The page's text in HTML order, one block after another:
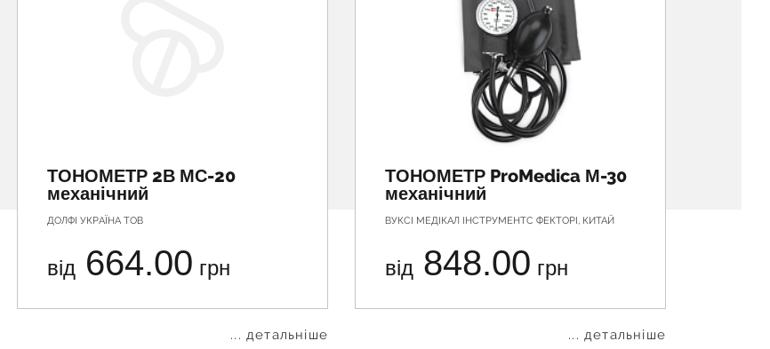
ТОНОМЕТР 2В МС-20
механічний
ДОЛФІ УКРАЇНА ТОВ
від 664.00 грн
... детальніше
ТОНОМЕТР ProMedica М-30
механічний
ВУКСІ МЕДІКАЛ ІНСТРУМЕНТС ФЕКТОРІ, КИТАЙ
від 848.00 грн
... детальніше